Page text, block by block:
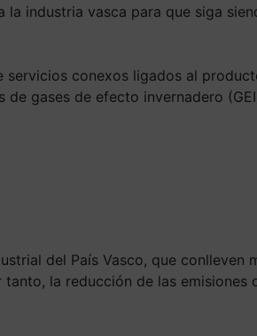
industria vasca para que siga
conexos ligados al
gases de efecto invernadero
del País Vasco, que conlleven
la reducción de las emisiones